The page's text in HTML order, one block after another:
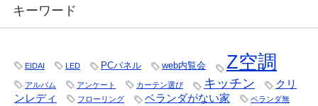
キーワード
EIDAI LED PCパネル web内覧会 Z空調
アルバム アンケート カーテン選び キッチン
クリ
ンレディ
フローリング ベランダがない家 ベランダ無